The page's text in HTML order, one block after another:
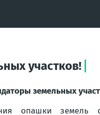
участков!
земельных
опашки земель